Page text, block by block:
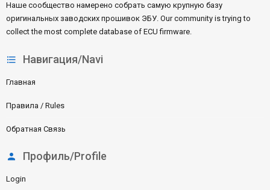
Наше сообщество намерено собрать самую крупную базу
оригинальных заводских прошивок ЭБУ. Our community is trying to
collect the most complete database of ECU firmware.
Навигация/Navi
Главная
Правила / Rules
Обратная Связь
Профиль/Profile
Login